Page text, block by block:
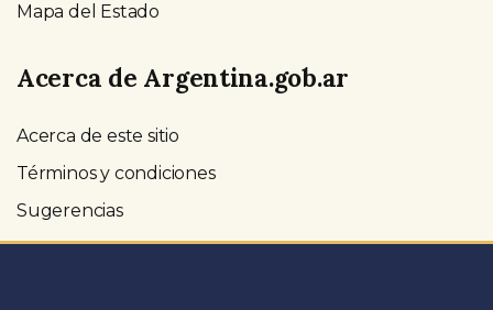
Mapa del Estado
Acerca de Argentina.gob.ar
Acerca de este sitio
Términos y condiciones
Sugerencias